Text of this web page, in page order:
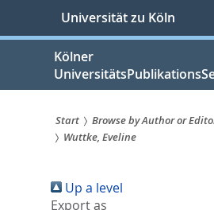
springen
Universität zu Köln
Kölner
Sie
sind
Start Browse by Author or
Wuttke, Eveline
Up a level
Export as